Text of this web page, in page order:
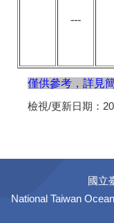
---
僅供參考，詳見
檢視/更新日期：
國立
National Taiwan